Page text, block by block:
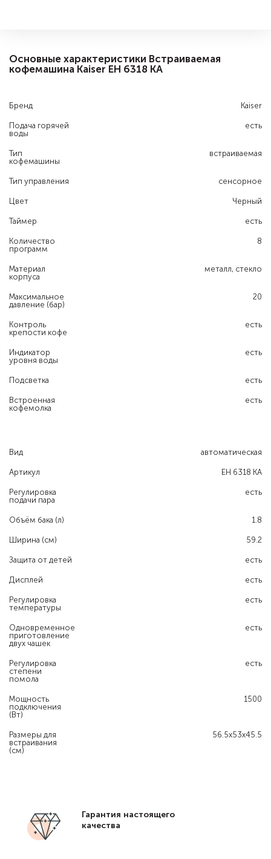
Основные характеристики Встраиваемая
кофемашина Kaiser EH 6318 KA
Бренд Kaiser
Подача горячей
воды
есть
Тип
кофемашины
встраиваемая
Тип управления сенсорное
Цвет Черный
Таймер есть
Количество
программ
8
Материал
корпуса
металл, стекло
Максимальное
давление (бар)
20
Контроль
крепости кофе
есть
Индикатор
уровня воды
есть
Подсветка есть
Встроенная
кофемолка
есть
Вид автоматическая
Артикул EH 6318 KA
Регулировка
подачи пара
есть
Объём бака (л) 1.8
Ширина (см) 59.2
Защита от детей есть
Дисплей есть
Регулировка
температуры
есть
Одновременное
приготовление
двух чашек
есть
Регулировка
степени
помола
есть
Мощность
подключения
(Вт)
1500
Размеры для
встраивания
(см)
56.5x53x45.5
Гарантия настоящего
качества